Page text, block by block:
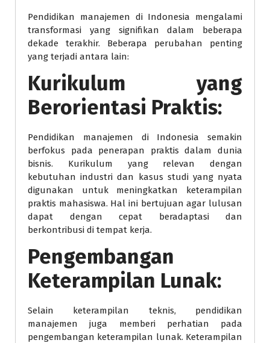
Pendidikan manajemen di Indonesia mengalami
transformasi yang signifikan dalam beberapa
dekade terakhir. Beberapa perubahan penting
yang terjadi antara lain:
Kurikulum yang
Berorientasi Praktis:
Pendidikan manajemen di Indonesia semakin
berfokus pada penerapan praktis dalam dunia
bisnis. Kurikulum yang relevan dengan
kebutuhan industri dan kasus studi yang nyata
digunakan untuk meningkatkan keterampilan
praktis mahasiswa. Hal ini bertujuan agar lulusan
dapat dengan cepat beradaptasi dan
berkontribusi di tempat kerja.
Pengembangan
Keterampilan Lunak:
Selain keterampilan teknis, pendidikan
manajemen juga memberi perhatian pada
pengembangan keterampilan lunak. Keterampilan